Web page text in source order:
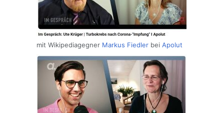
mit Wikipediagegner Markus Fiedler bei Apolut